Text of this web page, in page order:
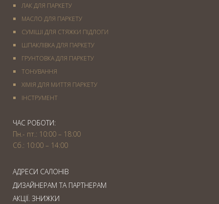
ЛАК ДЛЯ ПАРКЕТУ
МАСЛО ДЛЯ ПАРКЕТУ
СУМІШІ ДЛЯ СТЯЖКИ ПІДЛОГИ
ШПАКЛІВКА ДЛЯ ПАРКЕТУ
ГРУНТОВКА ДЛЯ ПАРКЕТУ
ТОНУВАННЯ
ХІМІЯ ДЛЯ МИТТЯ ПАРКЕТУ
IНСТРУМЕНТ
ЧАС РОБОТИ:
Пн.- пт.: 10:00 – 18:00
Сб.: 10:00 – 14:00
АДРЕСИ САЛОНІВ
ДИЗАЙНЕРАМ ТА ПАРТНЕРАМ
АКЦІЇ. ЗНИЖКИ